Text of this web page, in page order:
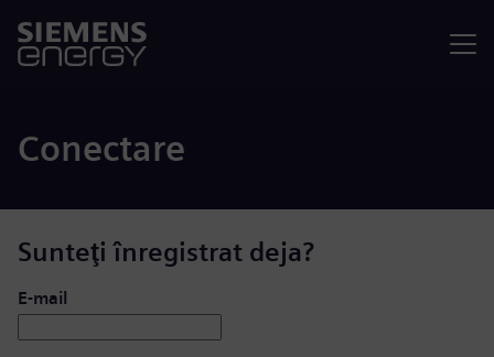
Conectare
Sunteţi înregistrat deja?
Conectare: utilizator și parolă
E-mail